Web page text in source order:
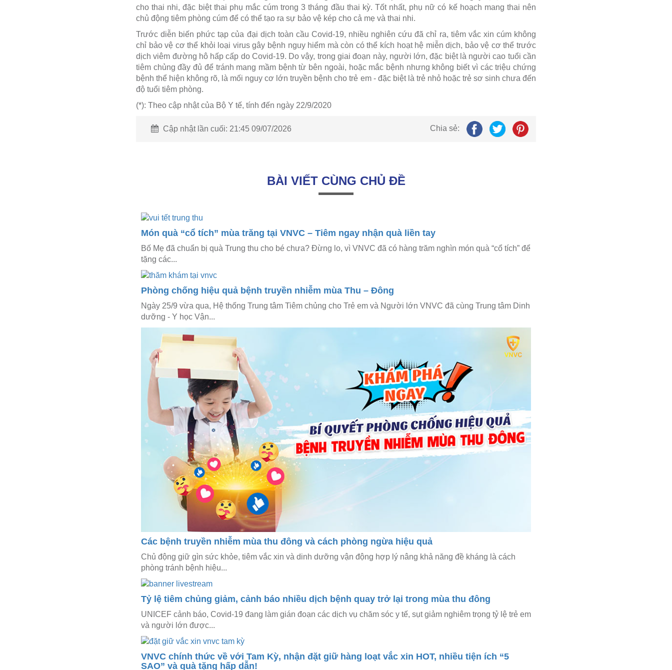
cho thai nhi, đặc biệt thai phụ mắc cúm trong 3 tháng đầu thai kỳ. Tốt nhất, phụ nữ có kế hoạch mang thai nên
chủ động tiêm phòng cúm để có thể tạo ra sự bảo vệ kép cho cả mẹ và thai nhi.
Trước diễn biến phức tạp của đại dịch toàn cầu Covid-19, nhiều nghiên cứu đã chỉ ra, tiêm vắc xin cúm không
chỉ bảo vệ cơ thể khỏi loại virus gây bệnh nguy hiểm mà còn có thể kích hoạt hệ miễn dịch, bảo vệ cơ thể trước
dịch viêm đường hô hấp cấp do Covid-19. Do vậy, trong giai đoạn này, người lớn, đặc biệt là người cao tuổi cần
tiêm chủng đầy đủ để tránh mang mầm bệnh từ bên ngoài, hoặc mắc bệnh nhưng không biết vì các triệu chứng
bệnh thể hiện không rõ, là mối nguy cơ lớn truyền bệnh cho trẻ em - đặc biệt là trẻ nhỏ hoặc trẻ sơ sinh chưa đến
độ tuổi tiêm phòng.
(*): Theo cập nhật của Bộ Y tế, tính đến ngày 22/9/2020
Cập nhật lần cuối: 21:45 09/07/2026 Chia sẻ:
BÀI VIẾT CÙNG CHỦ ĐỀ
Món quà “cổ tích” mùa trăng tại VNVC – Tiêm ngay nhận quà liền tay
Bố Mẹ đã chuẩn bị quà Trung thu cho bé chưa? Đừng lo, vì VNVC đã có hàng trăm nghìn món quà “cổ tích” để
tặng các...
Phòng chống hiệu quả bệnh truyền nhiễm mùa Thu – Đông
Ngày 25/9 vừa qua, Hệ thống Trung tâm Tiêm chủng cho Trẻ em và Người lớn VNVC đã cùng Trung tâm Dinh
dưỡng - Y học Vận...
Các bệnh truyền nhiễm mùa thu đông và cách phòng ngừa hiệu quả
Chủ động giữ gìn sức khỏe, tiêm vắc xin và dinh dưỡng vận động hợp lý nâng khả năng đề kháng là cách
phòng tránh bệnh hiệu...
Tỷ lệ tiêm chủng giảm, cảnh báo nhiều dịch bệnh quay trở lại trong mùa thu đông
UNICEF cảnh báo, Covid-19 đang làm gián đoạn các dịch vụ chăm sóc y tế, sụt giảm nghiêm trọng tỷ lệ trẻ em
và người lớn được...
VNVC chính thức về với Tam Kỳ, nhận đặt giữ hàng loạt vắc xin HOT, nhiều tiện ích “5
SAO” và quà tặng hấp dẫn!